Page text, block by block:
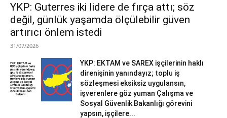
YKP: Guterres iki lidere de fırça attı; söz
değil, günlük yaşamda ölçülebilir güven
artırıcı önlem istedi
31/07/2026
YKP: EKTAM ve SAREX işçilerinin haklı
direnişinin yanındayız; toplu iş
sözleşmesi eksiksiz uygulansın,
işverenlere göz yuman Çalışma ve
Sosyal Güvenlik Bakanlığı görevini
yapsın, işçilere...